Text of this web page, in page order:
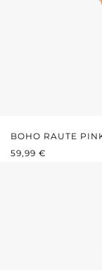
BOHO RAUTE
REGULÄRER
59,99 €